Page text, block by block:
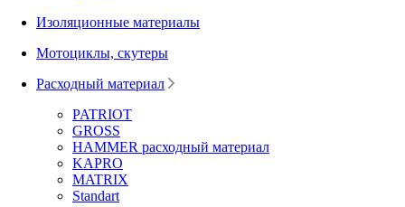
Изоляционные материалы
Мотоциклы, скутеры
Расходный материал
PATRIOT
GROSS
HAMMER расходный материал
KAPRO
MATRIX
Standart